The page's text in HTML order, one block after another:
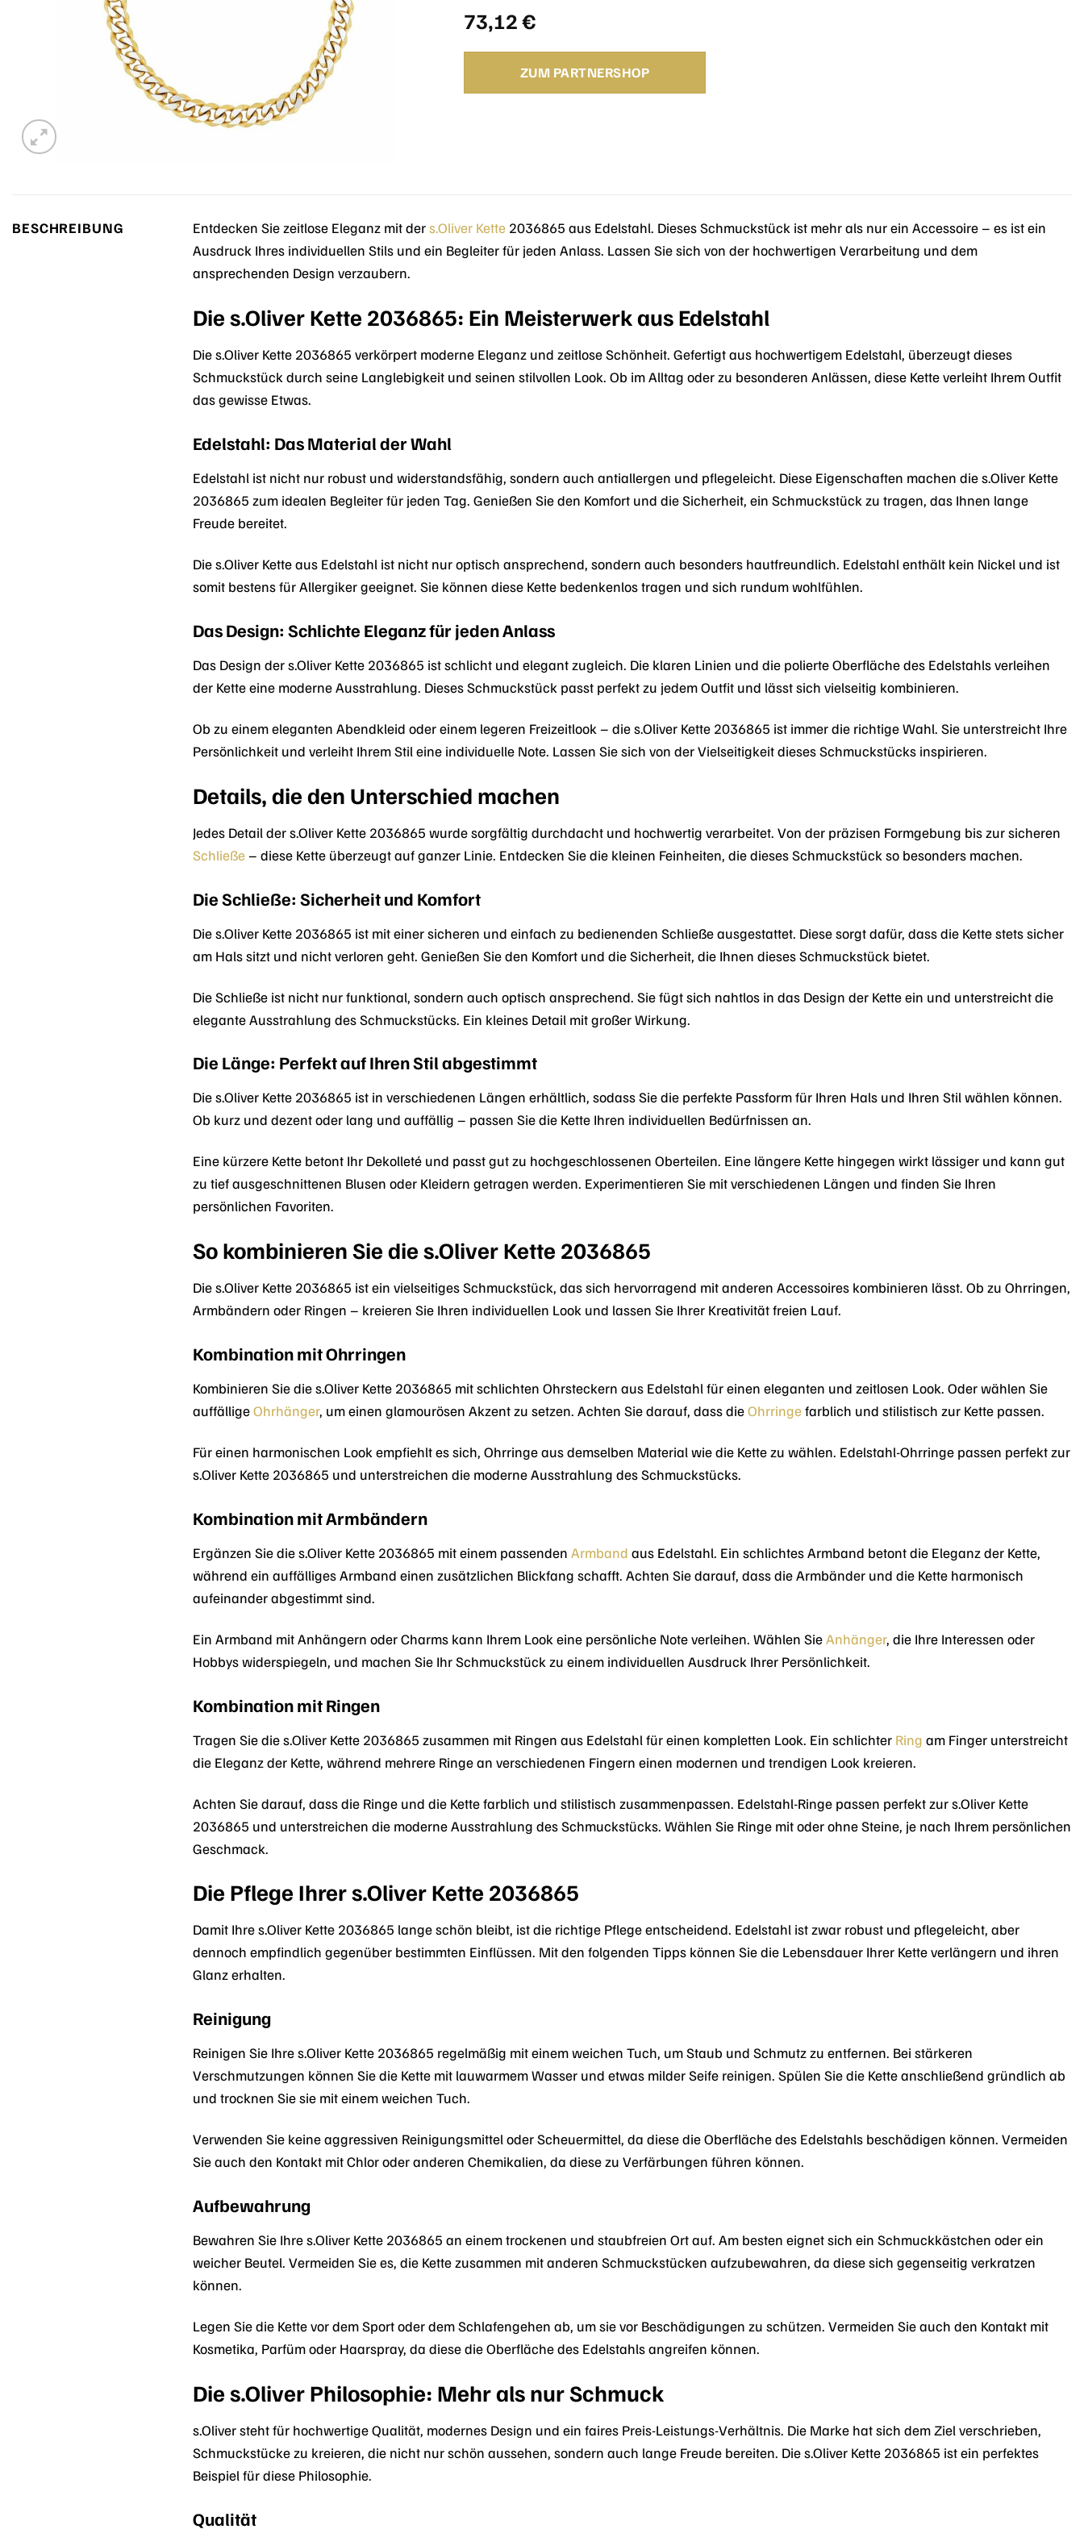
73,12€
ZUM PARTNERSHOP
BESCHREIBUNG Entdecken Sie zeitlose Eleganz mit ders.Oliver Kette 2036865 aus Edelstahl. Dieses Schmuckstück ist mehr als nur ein Accessoire – es ist ein
Ausdruck Ihres individuellen Stils und ein Begleiter für jeden Anlass. Lassen Sie sich von der hochwertigen Verarbeitung und dem
ansprechenden Design verzaubern.
Die s.Oliver Kette 2036865: Ein Meisterwerk aus Edelstahl
Die s.Oliver Kette 2036865 verkörpert moderne Eleganz und zeitlose Schönheit. Gefertigt aus hochwertigem Edelstahl, überzeugt dieses
Schmuckstück durch seine Langlebigkeit und seinen stilvollen Look. Ob im Alltag oder zu besonderen Anlässen, diese Kette verleiht Ihrem Outfit
das gewisse Etwas.
Edelstahl: Das Material der Wahl
Edelstahl ist nicht nur robust und widerstandsfähig, sondern auch antiallergen und pflegeleicht. Diese Eigenschaften machen die s.Oliver Kette
2036865 zum idealen Begleiter für jeden Tag. Genießen Sie den Komfort und die Sicherheit, ein Schmuckstück zu tragen, das Ihnen lange
Freude bereitet.
Die s.Oliver Kette aus Edelstahl ist nicht nur optisch ansprechend, sondern auch besonders hautfreundlich. Edelstahl enthält kein Nickel und ist
somit bestens für Allergiker geeignet. Sie können diese Kette bedenkenlos tragen und sich rundum wohlfühlen.
Das Design: Schlichte Eleganz für jeden Anlass
Das Design der s.Oliver Kette 2036865 ist schlicht und elegant zugleich. Die klaren Linien und die polierte Oberfläche des Edelstahls verleihen
der Kette eine moderne Ausstrahlung. Dieses Schmuckstück passt perfekt zu jedem Outfit und lässt sich vielseitig kombinieren.
Ob zu einem eleganten Abendkleid oder einem legeren Freizeitlook – die s.Oliver Kette 2036865 ist immer die richtige Wahl. Sie unterstreicht Ihre
Persönlichkeit und verleiht Ihrem Stil eine individuelle Note. Lassen Sie sich von der Vielseitigkeit dieses Schmuckstücks inspirieren.
Details, die den Unterschied machen
Jedes Detail der s.Oliver Kette 2036865 wurde sorgfältig durchdacht und hochwertig verarbeitet. Von der präzisen Formgebung bis zur sicheren
Schließe– diese Kette überzeugt auf ganzer Linie. Entdecken Sie die kleinen Feinheiten, die dieses Schmuckstück so besonders machen.
Die Schließe: Sicherheit und Komfort
Die s.Oliver Kette 2036865 ist mit einer sicheren und einfach zu bedienenden Schließe ausgestattet. Diese sorgt dafür, dass die Kette stets sicher
am Hals sitzt und nicht verloren geht. Genießen Sie den Komfort und die Sicherheit, die Ihnen dieses Schmuckstück bietet.
Die Schließe ist nicht nur funktional, sondern auch optisch ansprechend. Sie fügt sich nahtlos in das Design der Kette ein und unterstreicht die
elegante Ausstrahlung des Schmuckstücks. Ein kleines Detail mit großer Wirkung.
Die Länge: Perfekt auf Ihren Stil abgestimmt
Die s.Oliver Kette 2036865 ist in verschiedenen Längen erhältlich, sodass Sie die perfekte Passform für Ihren Hals und Ihren Stil wählen können.
Ob kurz und dezent oder lang und auffällig – passen Sie die Kette Ihren individuellen Bedürfnissen an.
Eine kürzere Kette betont Ihr Dekolleté und passt gut zu hochgeschlossenen Oberteilen. Eine längere Kette hingegen wirkt lässiger und kann gut
zu tief ausgeschnittenen Blusen oder Kleidern getragen werden. Experimentieren Sie mit verschiedenen Längen und finden Sie Ihren
persönlichen Favoriten.
So kombinieren Sie die s.Oliver Kette 2036865
Die s.Oliver Kette 2036865 ist ein vielseitiges Schmuckstück, das sich hervorragend mit anderen Accessoires kombinieren lässt. Ob zu Ohrringen,
Armbändern oder Ringen – kreieren Sie Ihren individuellen Look und lassen Sie Ihrer Kreativität freien Lauf.
Kombination mit Ohrringen
Kombinieren Sie die s.Oliver Kette 2036865 mit schlichten Ohrsteckern aus Edelstahl für einen eleganten und zeitlosen Look. Oder wählen Sie
auffälligeOhrhänger, um einen glamourösen Akzent zu setzen. Achten Sie darauf, dass dieOhrringefarblich und stilistisch zur Kette passen.
Für einen harmonischen Look empfiehlt es sich, Ohrringe aus demselben Material wie die Kette zu wählen. Edelstahl-Ohrringe passen perfekt zur
s.Oliver Kette 2036865 und unterstreichen die moderne Ausstrahlung des Schmuckstücks.
Kombination mit Armbändern
Ergänzen Sie die s.Oliver Kette 2036865 mit einem passenden Armband aus Edelstahl. Ein schlichtes Armband betont die Eleganz der Kette,
während ein auffälliges Armband einen zusätzlichen Blickfang schafft. Achten Sie darauf, dass die Armbänder und die Kette harmonisch
aufeinander abgestimmt sind.
Ein Armband mit Anhängern oder Charms kann Ihrem Look eine persönliche Note verleihen. Wählen SieAnhänger, die Ihre Interessen oder
Hobbys widerspiegeln, und machen Sie Ihr Schmuckstück zu einem individuellen Ausdruck Ihrer Persönlichkeit.
Kombination mit Ringen
Tragen Sie die s.Oliver Kette 2036865 zusammen mit Ringen aus Edelstahl für einen kompletten Look. Ein schlichter Ring am Finger unterstreicht
die Eleganz der Kette, während mehrere Ringe an verschiedenen Fingern einen modernen und trendigen Look kreieren.
Achten Sie darauf, dass die Ringe und die Kette farblich und stilistisch zusammenpassen. Edelstahl-Ringe passen perfekt zur s.Oliver Kette
2036865 und unterstreichen die moderne Ausstrahlung des Schmuckstücks. Wählen Sie Ringe mit oder ohne Steine, je nach Ihrem persönlichen
Geschmack.
Die Pflege Ihrer s.Oliver Kette 2036865
Damit Ihre s.Oliver Kette 2036865 lange schön bleibt, ist die richtige Pflege entscheidend. Edelstahl ist zwar robust und pflegeleicht, aber
dennoch empfindlich gegenüber bestimmten Einflüssen. Mit den folgenden Tipps können Sie die Lebensdauer Ihrer Kette verlängern und ihren
Glanz erhalten.
Reinigung
Reinigen Sie Ihre s.Oliver Kette 2036865 regelmäßig mit einem weichen Tuch, um Staub und Schmutz zu entfernen. Bei stärkeren
Verschmutzungen können Sie die Kette mit lauwarmem Wasser und etwas milder Seife reinigen. Spülen Sie die Kette anschließend gründlich ab
und trocknen Sie sie mit einem weichen Tuch.
Verwenden Sie keine aggressiven Reinigungsmittel oder Scheuermittel, da diese die Oberfläche des Edelstahls beschädigen können. Vermeiden
Sie auch den Kontakt mit Chlor oder anderen Chemikalien, da diese zu Verfärbungen führen können.
Aufbewahrung
Bewahren Sie Ihre s.Oliver Kette 2036865 an einem trockenen und staubfreien Ort auf. Am besten eignet sich ein Schmuckkästchen oder ein
weicher Beutel. Vermeiden Sie es, die Kette zusammen mit anderen Schmuckstücken aufzubewahren, da diese sich gegenseitig verkratzen
können.
Legen Sie die Kette vor dem Sport oder dem Schlafengehen ab, um sie vor Beschädigungen zu schützen. Vermeiden Sie auch den Kontakt mit
Kosmetika, Parfüm oder Haarspray, da diese die Oberfläche des Edelstahls angreifen können.
Die s.Oliver Philosophie: Mehr als nur Schmuck
s.Oliver steht für hochwertige Qualität, modernes Design und ein faires Preis-Leistungs-Verhältnis. Die Marke hat sich dem Ziel verschrieben,
Schmuckstücke zu kreieren, die nicht nur schön aussehen, sondern auch lange Freude bereiten. Die s.Oliver Kette 2036865 ist ein perfektes
Beispiel für diese Philosophie.
Qualität